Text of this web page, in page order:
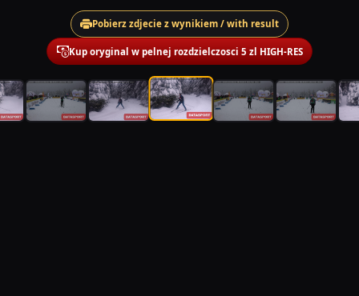
Pobierz zdjecie z wynikiem / with result
Kup oryginal w pelnej rozdzielczosci 5 zl HIGH-RES